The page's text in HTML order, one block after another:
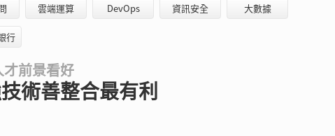
雲端運算 DevOps 資訊安全 大數據
行
前景看好
術善整合最有利